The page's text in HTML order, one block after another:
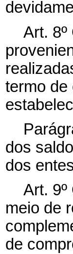
Art.
termo de
dos
dos
Art.
meio de
de